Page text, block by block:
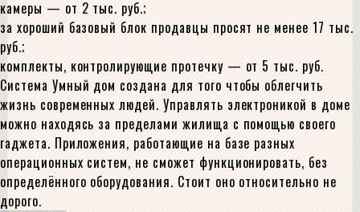
камеры — от 2 тыс. руб.;
за хороший базовый блок продавцы просят не менее 17 тыс.
руб.;
комплекты, контролирующие протечку — от 5 тыс. руб.
Система Умный дом создана для того чтобы облегчить
жизнь современных людей. Управлять электроникой в доме
можно находясь за пределами жилища с помощью своего
гаджета. Приложения, работающие на базе разных
операционных систем, не сможет функционировать, без
определённого оборудования. Стоит оно относительно не
дорого.